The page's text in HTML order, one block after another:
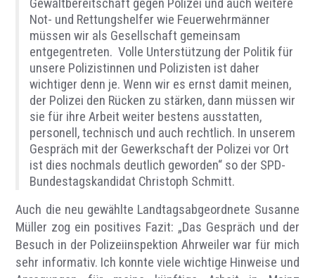
Gewaltbereitschaft gegen Polizei und auch weitere
Not- und Rettungshelfer wie Feuerwehrmänner
müssen wir als Gesellschaft gemeinsam
entgegentreten. Volle Unterstützung der Politik für
unsere Polizistinnen und Polizisten ist daher
wichtiger denn je. Wenn wir es ernst damit meinen,
der Polizei den Rücken zu stärken, dann müssen wir
sie für ihre Arbeit weiter bestens ausstatten,
personell, technisch und auch rechtlich. In unserem
Gespräch mit der Gewerkschaft der Polizei vor Ort
ist dies nochmals deutlich geworden“ so der SPD-
Bundestagskandidat Christoph Schmitt.
Auch die neu gewählte Landtagsabgeordnete Susanne
Müller zog ein positives Fazit: „Das Gespräch und der
Besuch in der Polizeiinspektion Ahrweiler war für mich
sehr informativ. Ich konnte viele wichtige Hinweise und